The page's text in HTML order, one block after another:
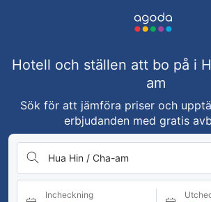
Hotell och ställen att bo på i
am
Sök för att jämföra priser och
erbjudanden med gratis
Hua Hin / Cha-am
Incheckning